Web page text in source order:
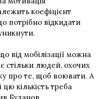
коефіцієнт
потрібно відкидати
від мобілізації можна
стільки людей, охочих
про те, щоб воювати. А
кількість треба